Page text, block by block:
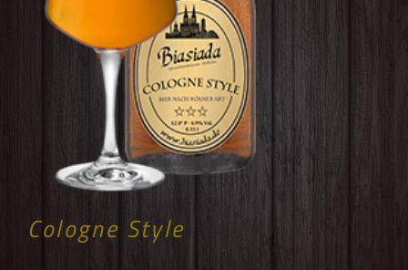
Cologne Style